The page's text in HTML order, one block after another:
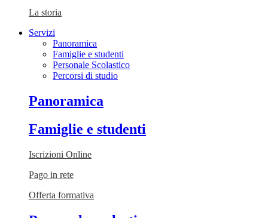
La storia
Servizi
Panoramica
Famiglie e studenti
Personale Scolastico
Percorsi di studio
Panoramica
Famiglie e studenti
Iscrizioni Online
Pago in rete
Offerta formativa